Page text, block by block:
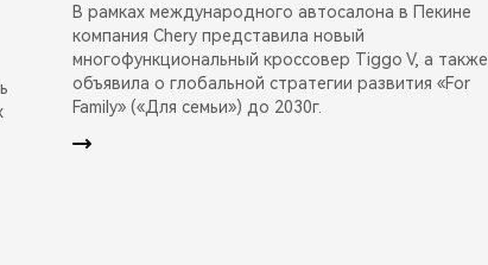
В рамках международного автосалона в Пекине
компания Chery представила новый
многофункциональный кроссовер Tiggo V, а также
объявила о глобальной стратегии развития «For
Family» («Для семьи») до 2030г.